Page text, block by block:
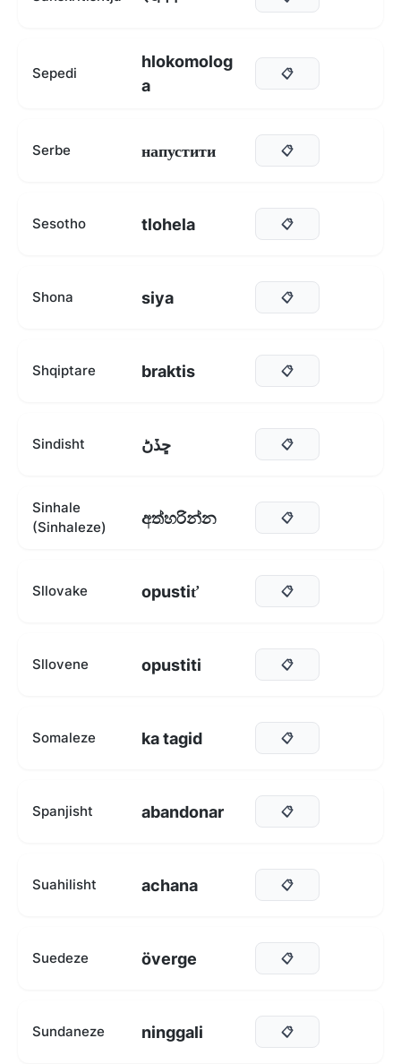
Sepedi
hlokomolog
a
📋
Serbe напустити 📋
Sesotho tlohela 📋
Shona siya 📋
Shqiptare braktis 📋
Sindisht ڇڏڻ 📋
Sinhale
(Sinhaleze)
අත්හරින්න 📋
Sllovake opustiť 📋
Sllovene opustiti 📋
Somaleze ka tagid 📋
Spanjisht abandonar 📋
Suahilisht achana 📋
Suedeze överge 📋
Sundaneze ninggali 📋